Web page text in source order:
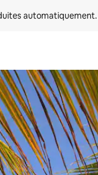
automatiquement.